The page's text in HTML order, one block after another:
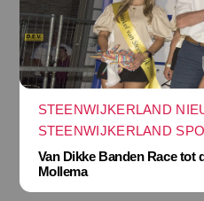
STEENWIJKERLAND
STEENWIJKERLAND
Van Dikke Banden Race tot
Mollema